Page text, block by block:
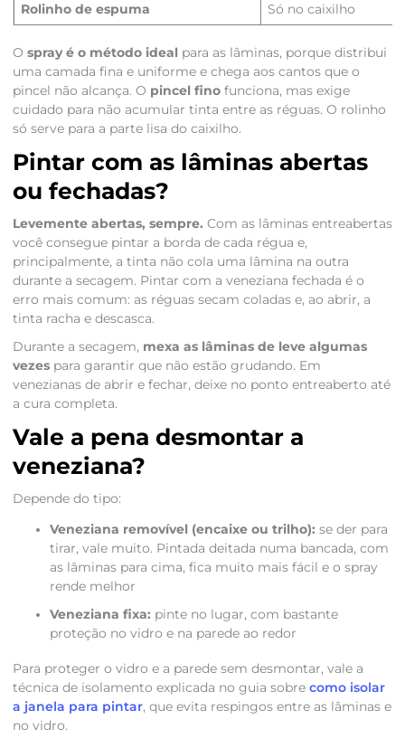
Rolinho de espuma Só no caixilho
O spray é o método ideal para as lâminas, porque distribui
uma camada fina e uniforme e chega aos cantos que o
pincel não alcança. O pincel finofunciona, mas exige
cuidado para não acumular tinta entre as réguas. O rolinho
só serve para a parte lisa do caixilho.
Pintar com as lâminas abertas
ou fechadas?
Levemente abertas, sempre. Com as lâminas entreabertas
você consegue pintar a borda de cada régua e,
principalmente, a tinta não cola uma lâmina na outra
durante a secagem. Pintar com a veneziana fechada é o
erro mais comum: as réguas secam coladas e, ao abrir, a
tinta racha e descasca.
Durante a secagem, mexa as lâminas de leve algumas
vezespara garantir que não estão grudando. Em
venezianas de abrir e fechar, deixe no ponto entreaberto até
a cura completa.
Vale a pena desmontar a
veneziana?
Depende do tipo:
Veneziana removível (encaixe ou trilho): se der para
tirar, vale muito. Pintada deitada numa bancada, com
as lâminas para cima, fica muito mais fácil e o spray
rende melhor
Veneziana fixa: pinte no lugar, com bastante
proteção no vidro e na parede ao redor
Para proteger o vidro e a parede sem desmontar, vale a
técnica de isolamento explicada no guia sobre como isolar
a janela para pintar, que evita respingos entre as lâminas e
no vidro.